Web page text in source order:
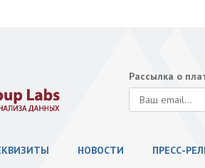
Рассылка о
НОВОСТИ ПРЕСС-